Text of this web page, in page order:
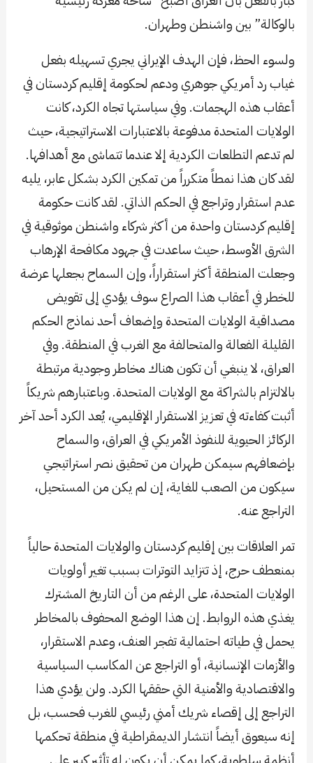
بالوكالة” بين واشنطن وطهران.
ولسوء الحظ، فإن الهدف الإيراني يجري تسهيله بفعل
غياب رد أمريكي جوهري ودعم لحكومة إقليم كردستان في
أعقاب هذه الهجمات. وفي سياستها تجاه الكرد، كانت
الولايات المتحدة مدفوعة بالاعتبارات الاستراتيجية، حيث
لم تدعم التطلعات الكردية إلا عندما تتماشى مع أهدافها.
لقد كان هذا نمطاً متكرراً من تمكين الكرد بشكل عابر، يليه
عدم استقرار وتراجع في الحكم الذاتي. لقد كانت حكومة
إقليم كردستان واحدة من أكثر شركاء واشنطن موثوقية في
الشرق الأوسط، حيث ساعدت في جهود مكافحة الإرهاب
وجعلت المنطقة أكثر استقراراً، وإن السماح بجعلها عرضة
للخطر في أعقاب هذا الصراع سوف يؤدي إلى تقويض
مصداقية الولايات المتحدة وإضعاف أحد نماذج الحكم
القليلة الفعالة والمتحالفة مع الغرب في المنطقة. وفي
العراق، لا ينبغي أن تكون هناك مخاطر وجودية مرتبطة
بالالتزام بالشراكة مع الولايات المتحدة. وباعتبارهم شريكاً
أثبت كفاءته في تعزيز الاستقرار الإقليمي، يُعد الكرد أحد آخر
الركائز الحيوية للنفوذ الأمريكي في العراق، والسماح
بإضعافهم سيمكن طهران من تحقيق نصر استراتيجي
سيكون من الصعب للغاية، إن لم يكن من المستحيل،
التراجع عنه.
تمر العلاقات بين إقليم كردستان والولايات المتحدة حالياً
بمنعطف حرج، إذ تتزايد التوترات بسبب تغير أولويات
الولايات المتحدة، على الرغم من أن التاريخ المشترك
يغذي هذه الروابط. إن هذا الوضع المحفوف بالمخاطر
يحمل في طياته احتمالية تفجر العنف، وعدم الاستقرار،
والأزمات الإنسانية، أو التراجع عن المكاسب السياسية
والاقتصادية والأمنية التي حققها الكرد. ولن يؤدي هذا
التراجع إلى إقصاء شريك أمني رئيسي للغرب فحسب، بل
إنه سيعوق أيضاً انتشار الديمقراطية في منطقة تحكمها